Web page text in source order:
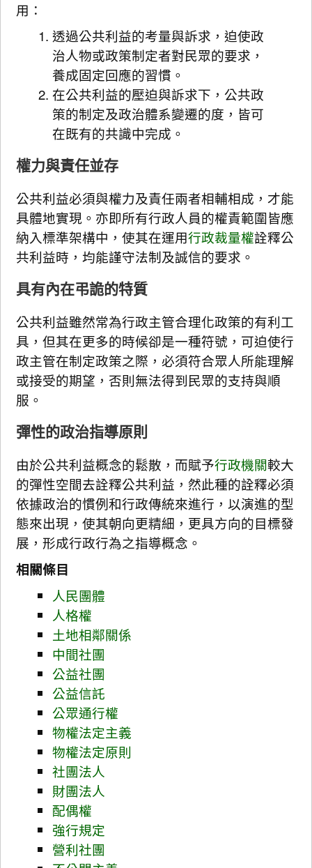
用：
透過公共利益的考量與訴求，迫使政
治人物或政策制定者對民眾的要求，
養成固定回應的習慣。
在公共利益的壓迫與訴求下，公共政
策的制定及政治體系變遷的度，皆可
在既有的共識中完成。
權力與責任並存
公共利益必須與權力及責任兩者相輔相成，才能
具體地實現。亦即所有行政人員的權責範圍皆應
納入標準架構中，使其在運用行政裁量權詮釋公
共利益時，均能謹守法制及誠信的要求。
具有內在弔詭的特質
公共利益雖然常為行政主管合理化政策的有利工
具，但其在更多的時候卻是一種符號，可迫使行
政主管在制定政策之際，必須符合眾人所能理解
或接受的期望，否則無法得到民眾的支持與順
服。
彈性的政治指導原則
由於公共利益概念的鬆散，而賦予行政機關較大
的彈性空間去詮釋公共利益，然此種的詮釋必須
依據政治的慣例和行政傳統來進行，以演進的型
態來出現，使其朝向更精細，更具方向的目標發
展，形成行政行為之指導概念。
相關條目
人民團體
人格權
土地相鄰關係
中間社團
公益社團
公益信託
公眾通行權
物權法定主義
物權法定原則
社團法人
財團法人
配偶權
強行規定
營利社團